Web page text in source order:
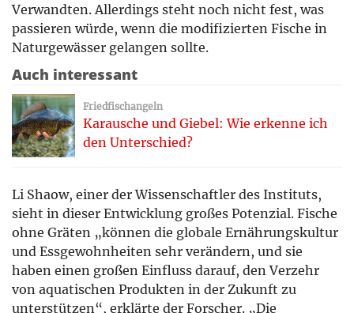
Verwandten. Allerdings steht noch nicht fest, was
passieren würde, wenn die modifizierten Fische in
Naturgewässer gelangen sollte.
Auch interessant
Friedfischangeln
Karausche und Giebel: Wie erkenne ich
den Unterschied?
Li Shaow, einer der Wissenschaftler des Instituts,
sieht in dieser Entwicklung großes Potenzial. Fische
ohne Gräten „können die globale Ernährungskultur
und Essgewohnheiten sehr verändern, und sie
haben einen großen Einfluss darauf, den Verzehr
von aquatischen Produkten in der Zukunft zu
unterstützen“, erklärte der Forscher. „Die